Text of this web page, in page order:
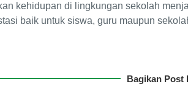
kehidupan di lingkungan sekolah
baik untuk siswa, guru maupun
Bagikan Post